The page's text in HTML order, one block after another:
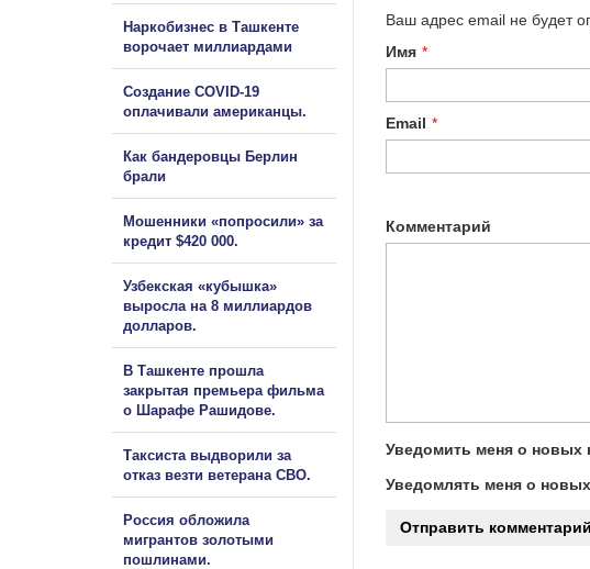
Ваш адрес email не будет
Имя *
Email *
Комментарий
Уведомить меня о новых
Уведомлять меня о
Наркобизнес в Ташкенте
ворочает миллиардами
Создание COVID-19
оплачивали американцы.
Как бандеровцы Берлин
брали
Мошенники «попросили» за
кредит $420 000.
Узбекская «кубышка»
выросла на 8 миллиардов
долларов.
В Ташкенте прошла
закрытая премьера фильма
о Шарафе Рашидове.
Таксиста выдворили за
отказ везти ветерана СВО.
Россия обложила
мигрантов золотыми
пошлинами.